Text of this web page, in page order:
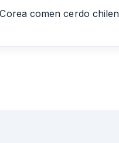
comen cerdo